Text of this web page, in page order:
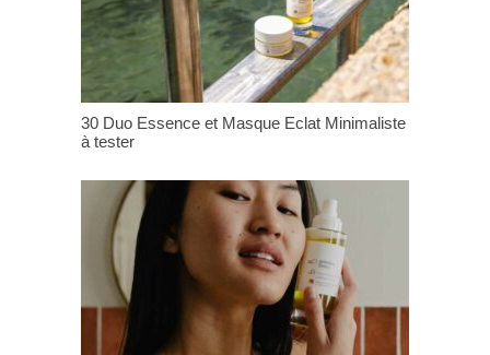
30 Duo Essence et Masque Eclat Minimaliste
à tester